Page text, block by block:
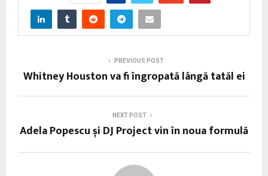
PREVIOUS POST
Whitney Houston va fi îngropată lângă tatăl ei
NEXT POST
Adela Popescu și DJ Project vin în noua formulă